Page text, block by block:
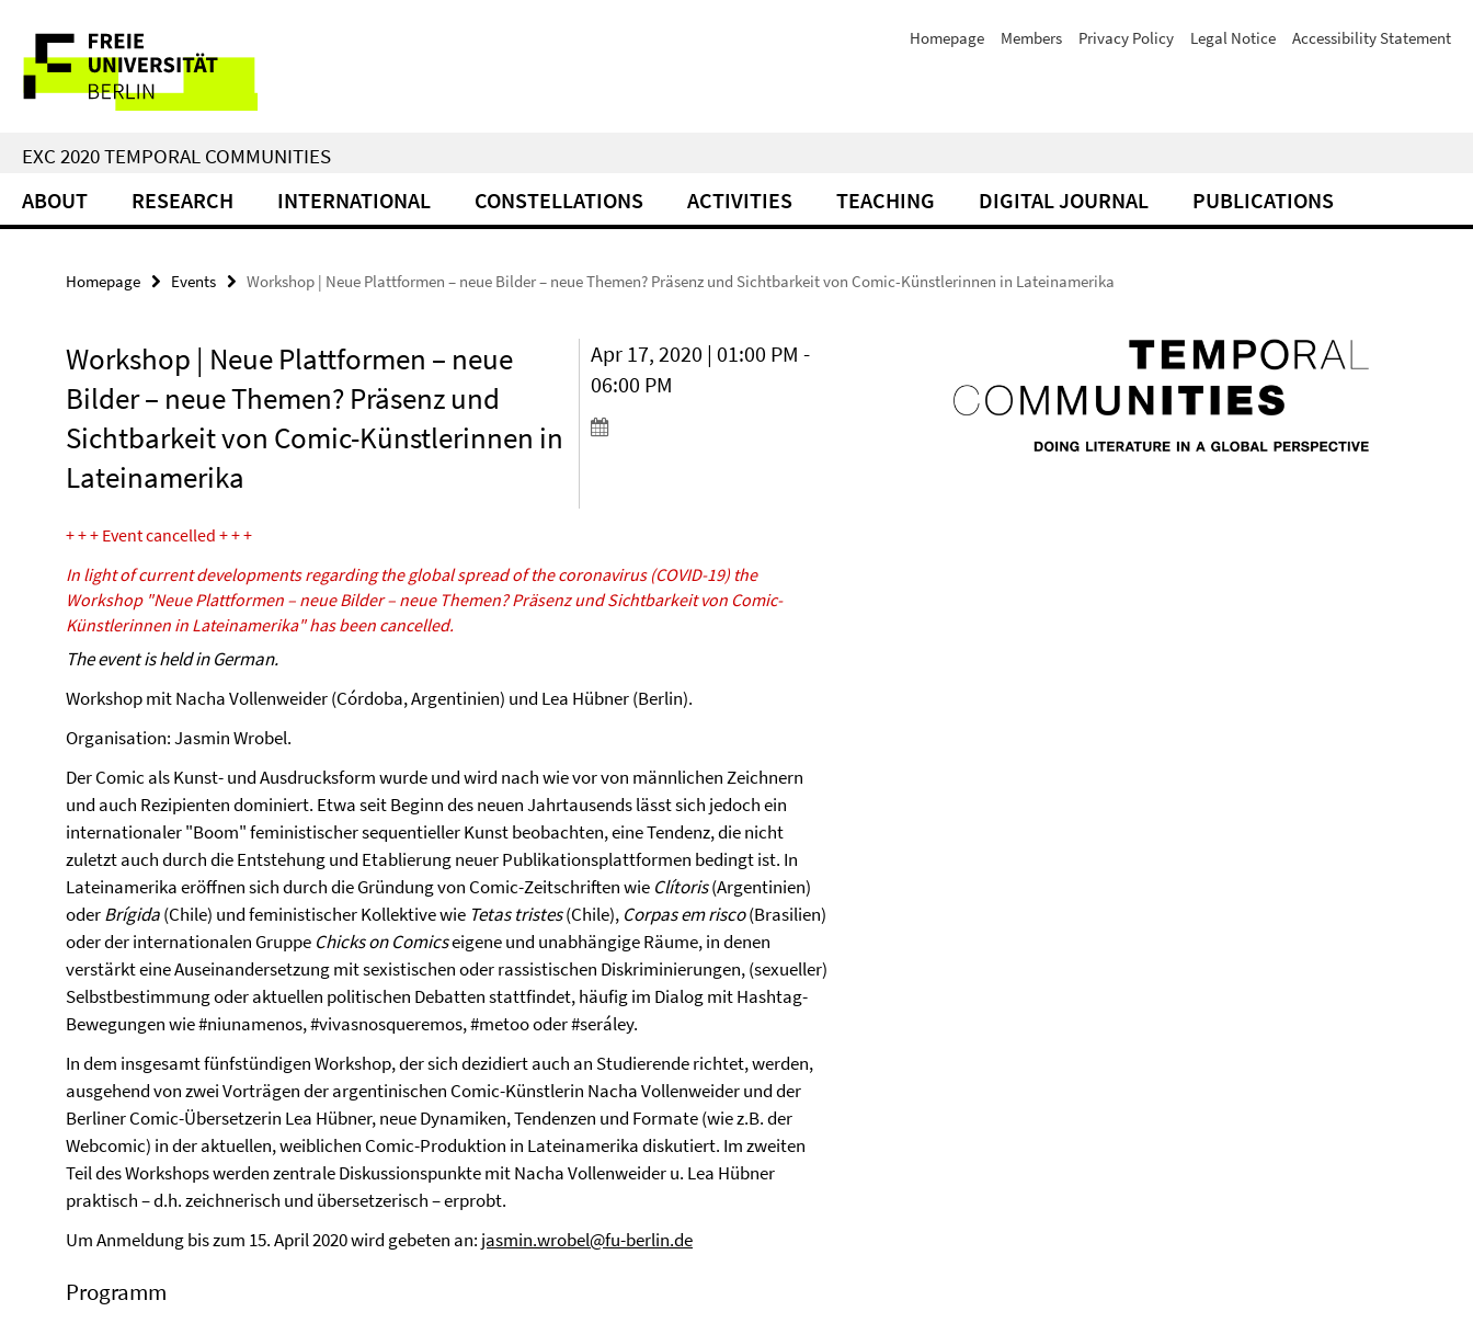
direkt
Inhalt
Service
Navigation
Homepage Members Privacy Policy Legal Notice Accessibility Statement
EXC 2020 TEMPORAL COMMUNITIES
ABOUT RESEARCH INTERNATIONAL CONSTELLATIONS ACTIVITIES TEACHING DIGITAL JOURNAL PUBLICATIONS
Homepage Events Workshop | Neue Plattformen – neue Bilder – neue Themen? Präsenz und Sichtbarkeit von Comic-Künstlerinnen in Lateinamerika
Workshop | Neue Plattformen – neue
Bilder – neue Themen? Präsenz und
Sichtbarkeit von Comic-Künstlerinnen in
Lateinamerika
Apr 17, 2020 | 01:00 PM -
06:00 PM
+ + + Event cancelled + + +
In light of current developments regarding the global spread of the coronavirus (COVID-19) the
Workshop "Neue Plattformen – neue Bilder – neue Themen? Präsenz und Sichtbarkeit von Comic-
Künstlerinnen in Lateinamerika" has been cancelled.
The event is held in German.
Workshop mit Nacha Vollenweider (Córdoba, Argentinien) und Lea Hübner (Berlin).
Organisation: Jasmin Wrobel.
Der Comic als Kunst- und Ausdrucksform wurde und wird nach wie vor von männlichen Zeichnern
und auch Rezipienten dominiert. Etwa seit Beginn des neuen Jahrtausends lässt sich jedoch ein
internationaler "Boom" feministischer sequentieller Kunst beobachten, eine Tendenz, die nicht
zuletzt auch durch die Entstehung und Etablierung neuer Publikationsplattformen bedingt ist. In
Lateinamerika eröffnen sich durch die Gründung von Comic-Zeitschriften wie Clítoris(Argentinien)
oderBrígida(Chile) und feministischer Kollektive wie Tetas tristes(Chile), Corpas em risco(Brasilien)
oder der internationalen Gruppe Chicks on Comicseigene und unabhängige Räume, in denen
verstärkt eine Auseinandersetzung mit sexistischen oder rassistischen Diskriminierungen, (sexueller)
Selbstbestimmung oder aktuellen politischen Debatten stattfindet, häufig im Dialog mit Hashtag-
Bewegungen wie #niunamenos, #vivasnosqueremos, #metoo oder #seráley.
In dem insgesamt fünfstündigen Workshop, der sich dezidiert auch an Studierende richtet, werden,
ausgehend von zwei Vorträgen der argentinischen Comic-Künstlerin Nacha Vollenweider und der
Berliner Comic-Übersetzerin Lea Hübner, neue Dynamiken, Tendenzen und Formate (wie z.B. der
Webcomic) in der aktuellen, weiblichen Comic-Produktion in Lateinamerika diskutiert. Im zweiten
Teil des Workshops werden zentrale Diskussionspunkte mit Nacha Vollenweider u. Lea Hübner
praktisch – d.h. zeichnerisch und übersetzerisch – erprobt.
Um Anmeldung bis zum 15. April 2020 wird gebeten an: jasmin.wrobel@fu-berlin.de
Programm